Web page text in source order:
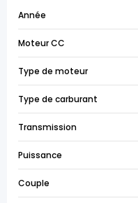
Année
Moteur CC
Type de moteur
Type de carburant
Transmission
Puissance
Couple